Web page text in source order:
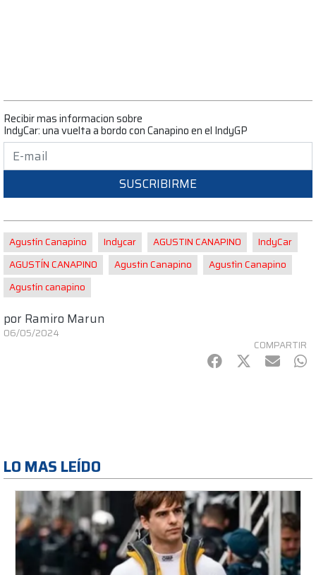
Recibir mas informacion sobre
IndyCar: una vuelta a bordo con Canapino en el IndyGP
SUSCRIBIRME
Agustín Canapino Indycar AGUSTIN CANAPINO
IndyCar
AGUSTÍN CANAPINO
Agustin Canapino
Agustìn Canapino
Agustín canapino
por Ramiro Marun
06/05/2024
COMPARTIR
Facebook
Twitter
mail
LO MAS LEÍDO